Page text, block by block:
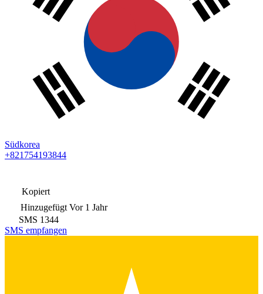
Südkorea
+821754193844
Kopiert
Hinzugefügt Vor 1 Jahr
SMS 1344
SMS empfangen